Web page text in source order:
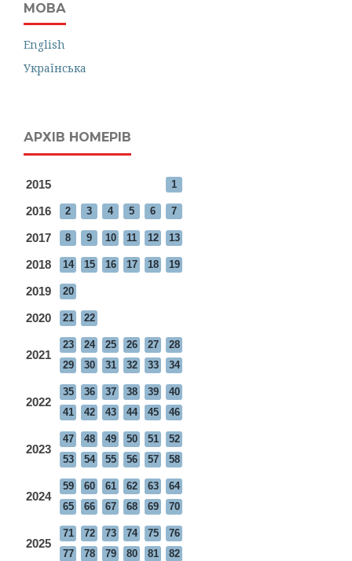
МОВА
English
Українська
АРХІВ НОМЕРІВ
2015 1
2016 2 3 4 5 6 7
2017 8 9 10 11 12 13
2018 14 15 16 17 18 19
2019 20
2020 21 22
2021
23 24 25 26 27
28
29
30 31 32 33 34
2022
35 36 37 38 39
40
41
42 43 44 45 46
2023
47 48 49 50 51
52
53
54 55 56 57 58
2024
59 60 61 62 63
64
65
66 67 68 69 70
2025
71 72 73 74 75
76
77
78 79 80 81 82